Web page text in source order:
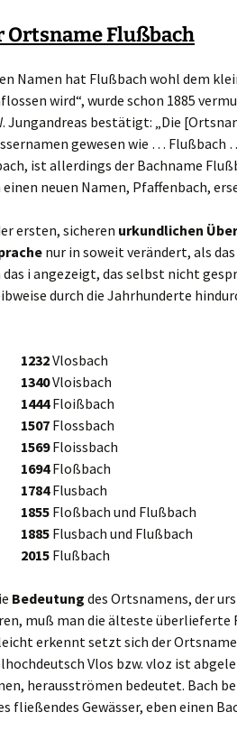
Ortsname Flußbach
Namen hat Flußbach wohl dem
wird“, wurde schon 1885
Jungandreas bestätigt: „Die
gewesen wie … Flußbach
ist allerdings der Bachname
einen neuen Namen, Pfaffenbach,
ersten, sicheren urkundlichen
nur in soweit verändert, als
das i angezeigt, das selbst nicht
durch die Jahrhunderte
1232Vlosbach
1340Vloisbach
1444Floißbach
1507 Flossbach
1569Floissbach
1694Floßbach
1784Flusbach
1855 Floßbach und Flußbach
1885 Flusbach und Flußbach
2015 Flußbach
Bedeutung des Ortsnamens, der
muß man die älteste überlieferte
erkennt setzt sich der
Vlos bzw. vloz ist
herausströmen bedeutet. Bach
fließendes Gewässer, eben einen